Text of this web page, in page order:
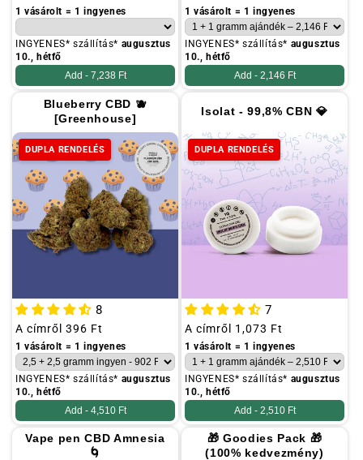
ár
1 vásárolt = 1 ingyenes
INGYENES* szállítás* augusztus
10., hétfő
Add - 7,238 Ft
ár
1 vásárolt = 1 ingyenes
INGYENES* szállítás* augusztus
10., hétfő
Add - 2,146 Ft
Blueberry CBD 🫐
[Greenhouse]
DUPLA RENDELÉS
8
Szokásos
ár
A címről 396 Ft
1 vásárolt = 1 ingyenes
INGYENES* szállítás* augusztus
10., hétfő
Add - 4,510 Ft
Isolat - 99,8% CBN 💎
DUPLA RENDELÉS
7
Szokásos
ár
A címről 1,073 Ft
1 vásárolt = 1 ingyenes
INGYENES* szállítás* augusztus
10., hétfő
Add - 2,510 Ft
Vape pen CBD Amnesia
🌀
🎁 Goodies Pack 🎁
(100% kedvezmény)